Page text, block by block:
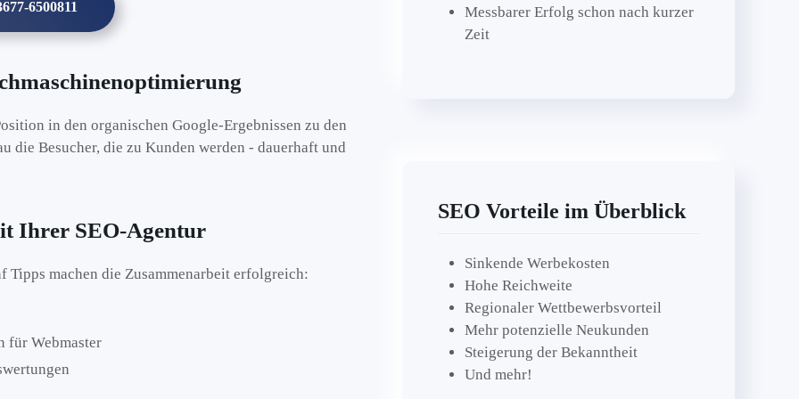
6500811
in den organischen Google-Ergebnissen zu den
die Besucher, die zu Kunden werden - dauerhaft und
Ihrer SEO-Agentur
Tipps machen die Zusammenarbeit erfolgreich:
für Webmaster
Messbarer Erfolg schon nach kurzer
Zeit
SEO Vorteile im Überblick
Sinkende Werbekosten
Hohe Reichweite
Regionaler Wettbewerbsvorteil
Mehr potenzielle Neukunden
Steigerung der Bekanntheit
Und mehr!